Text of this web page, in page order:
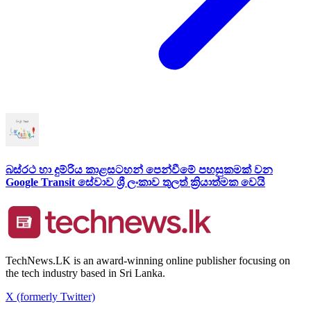
බස්රථ හා දුම්රිය කාළසටහන් පෙන්වීමේ පහසුකමක් වන
Google Transit සේවාව ශ්‍රී ලංකාව තුලත් ක්‍රියාත්මක වෙයි
TechNews.LK is an award-winning online publisher focusing on
the tech industry based in Sri Lanka.
X (formerly Twitter)